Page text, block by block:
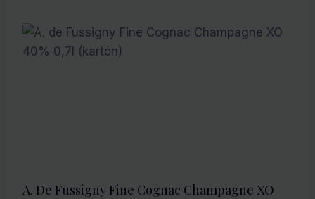
A. De Fussigny Fine Cognac Champagne XO